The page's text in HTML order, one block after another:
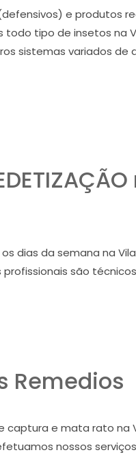
e produtos
tipo de insetos na
sistemas variados
dias da semana na
são
Remedios
captura e mata rato na
nossos